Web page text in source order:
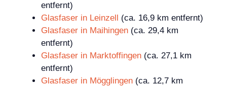
entfernt)
Glasfaser in Leinzell
(ca. 16,9 km entfernt)
Glasfaser in Maihingen (ca. 29,4 km
entfernt)
Glasfaser in Marktoffingen (ca. 27,1 km
entfernt)
Glasfaser in Mögglingen (ca. 12,7 km